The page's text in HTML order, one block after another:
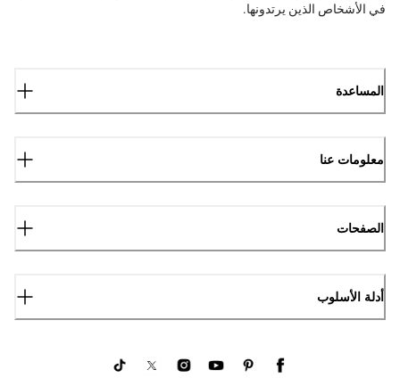
في الأشخاص الذين يرتدونها.
المساعدة
معلومات عنا
الصفحات
أدلة الأسلوب